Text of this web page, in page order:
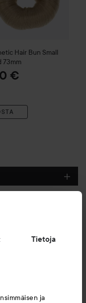
Tietoja
ja
Hair Bun Small
73mm
€